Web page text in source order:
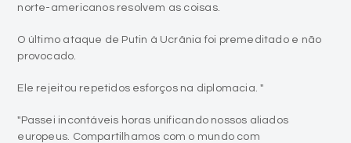
norte-americanos resolvem as coisas.
O último ataque de Putin à Ucrânia foi premeditado e não
provocado.
Ele rejeitou repetidos esforços na diplomacia. "
"Passei incontáveis horas unificando nossos aliados
europeus. Compartilhamos com o mundo com